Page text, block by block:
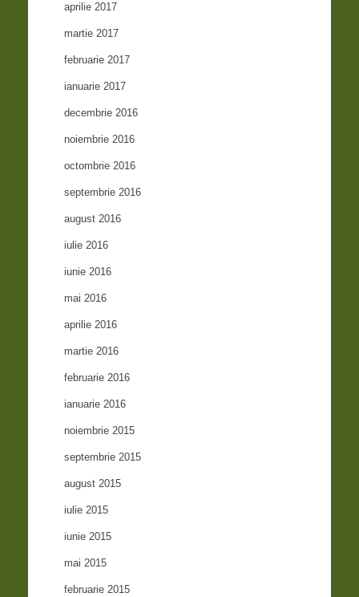
aprilie 2017
martie 2017
februarie 2017
ianuarie 2017
decembrie 2016
noiembrie 2016
octombrie 2016
septembrie 2016
august 2016
iulie 2016
iunie 2016
mai 2016
aprilie 2016
martie 2016
februarie 2016
ianuarie 2016
noiembrie 2015
septembrie 2015
august 2015
iulie 2015
iunie 2015
mai 2015
februarie 2015